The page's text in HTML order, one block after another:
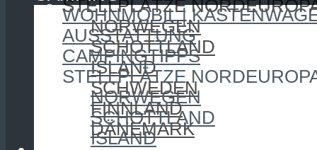
STELLPLÄTZE
NORWEGEN
SCHOTTLAND
ISLAND
SCHWEDEN
FINNLAND
DÄNEMARK
WOHNMOBIL |
AUSSTATTUNG
CAMPINGTIPPS
STELLPLÄTZE
NORWEGEN
SCHOTTLAND
ISLAND